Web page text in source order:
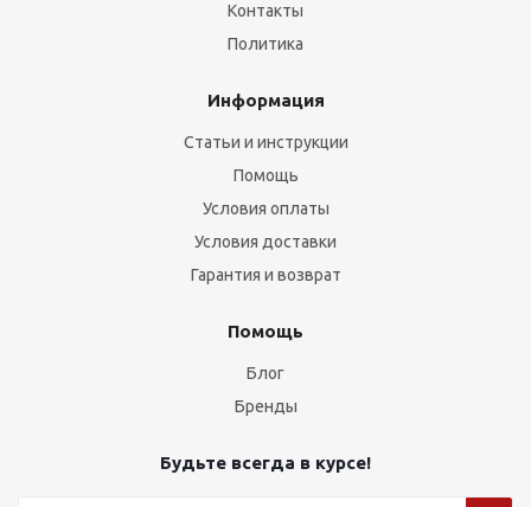
Контакты
Политика
Информация
Статьи и инструкции
Помощь
Условия оплаты
Условия доставки
Гарантия и возврат
Помощь
Блог
Бренды
Будьте всегда в курсе!